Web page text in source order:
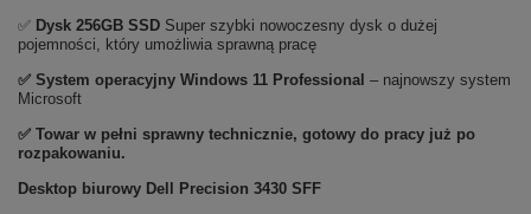
✅ Dysk 256GB SSD Super szybki nowoczesny dysk o dużej
pojemności, który umożliwia sprawną pracę
✅ System operacyjny Windows 11 Professional – najnowszy system
Microsoft
✅ Towar w pełni sprawny technicznie, gotowy do pracy już po
rozpakowaniu.
Desktop biurowy Dell Precision 3430 SFF